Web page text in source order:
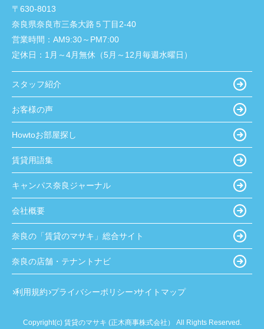
〒630-8013
奈良県奈良市三条大路５丁目2-40
営業時間： AM9:30～PM7:00
定休日： 1月～4月無休（5月～12月毎週水曜日）
スタッフ紹介
お客様の声
Howtoお部屋探し
賃貸用語集
キャンパス奈良ジャーナル
会社概要
奈良の「賃貸のマサキ」総合サイト
奈良の店舗・テナントナビ
利用規約 プライバシーポリシー サイトマップ
Copyright(c) 賃貸のマサキ (正木商事株式会社） All Rights Reserved.